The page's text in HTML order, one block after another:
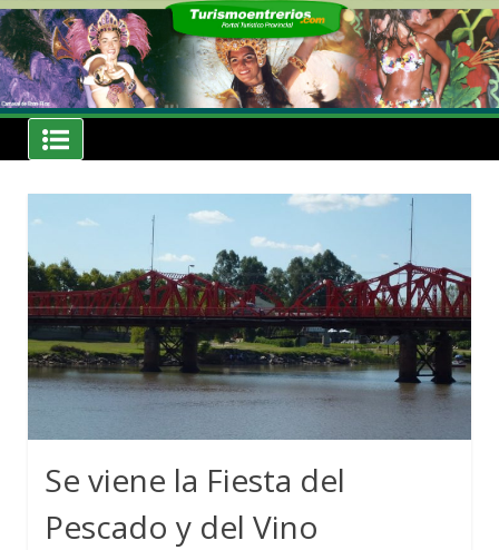
Skip
to
content
Noticias
Turismoentrerios.com
Se viene la Fiesta del
Pescado y del Vino